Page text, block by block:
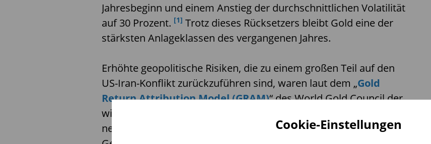
Cookie-Einstellungen
Jahresbeginn und einem Anstieg der durchschnittlichen Volatilität
auf 30 Prozent. [1] Trotz dieses Rücksetzers bleibt Gold eine der
stärksten Anlageklassen des vergangenen Jahres.
Erhöhte geopolitische Risiken, die zu einem großen Teil auf den
US-Iran-Konflikt zurückzuführen sind, waren laut dem „Gold
Return Attribution Model (GRAM)“ des World Gold Council der
wichtigste Faktor für die Performance der ersten Jahreshälfte –
neben der Dynamik bei den Anlegerpositionierungen und